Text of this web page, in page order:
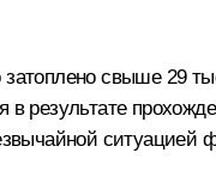
затоплено свыше 29
результате
ситуацией